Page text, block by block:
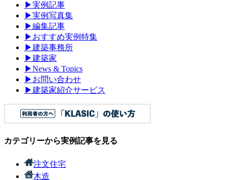
▶実例記事
▶実例写真集
▶編集記事
▶ おすすめ実例特集
▶建築事務所
▶建築家
▶News & Topics
▶ お問い合わせ
▶建築家紹介サービス
カテゴリーから実例記事を見る
注文住宅
木造